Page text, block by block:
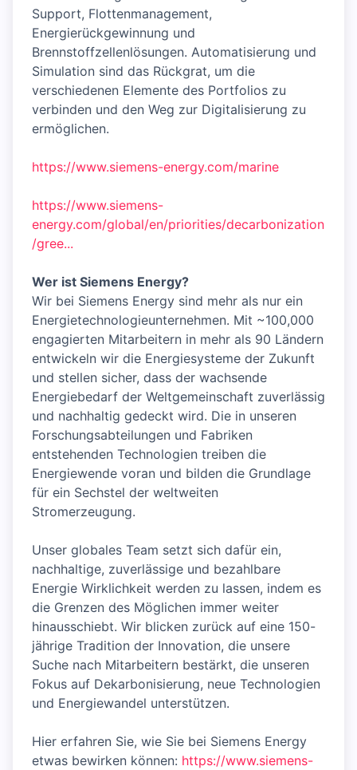
Support, Flottenmanagement,
Energierückgewinnung und
Brennstoffzellenlösungen. Automatisierung und
Simulation sind das Rückgrat, um die
verschiedenen Elemente des Portfolios zu
verbinden und den Weg zur Digitalisierung zu
ermöglichen.
https://www.siemens-energy.com/marine
https://www.siemens-
energy.com/global/en/priorities/decarbonization
/gree...
Wer ist Siemens Energy?
Wir bei Siemens Energy sind mehr als nur ein
Energietechnologieunternehmen. Mit ~100,000
engagierten Mitarbeitern in mehr als 90 Ländern
entwickeln wir die Energiesysteme der Zukunft
und stellen sicher, dass der wachsende
Energiebedarf der Weltgemeinschaft zuverlässig
und nachhaltig gedeckt wird. Die in unseren
Forschungsabteilungen und Fabriken
entstehenden Technologien treiben die
Energiewende voran und bilden die Grundlage
für ein Sechstel der weltweiten
Stromerzeugung.
Unser globales Team setzt sich dafür ein,
nachhaltige, zuverlässige und bezahlbare
Energie Wirklichkeit werden zu lassen, indem es
die Grenzen des Möglichen immer weiter
hinausschiebt. Wir blicken zurück auf eine 150-
jährige Tradition der Innovation, die unsere
Suche nach Mitarbeitern bestärkt, die unseren
Fokus auf Dekarbonisierung, neue Technologien
und Energiewandel unterstützen.
Hier erfahren Sie, wie Sie bei Siemens Energy
etwas bewirken können: https://www.siemens-